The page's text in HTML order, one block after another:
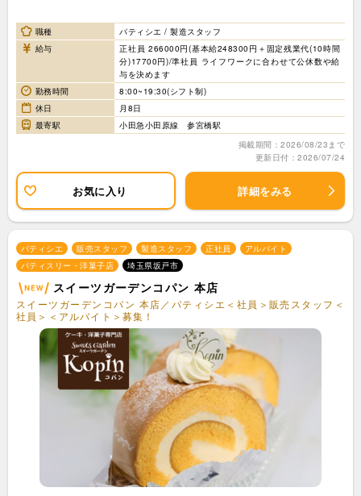
職種
パティシエ / 製造スタッフ
給与
正社員 266000円(基本給248300円＋固定残業代(10時間
分)17700円)/準社員 ライフワークに合わせて公休数や給
与を決めます
勤務時間
8:00~19:30(シフト制)
休日
月8日
最寄駅
小田急小田原線 参宮橋駅
掲載期間：2026/08/23まで
更新日付：2026/07/24
お気に入り 詳細をみる
パティシエ 販売スタッフ 製造スタッフ 正社員
アルバイト
パティスリー・洋菓子店
埼玉県坂戸市
スイーツガーデンコパン 本店
スイーツガーデンコパン 本店／パティシエ＜社員＞販売スタッフ＜
社員＞＜アルバイト＞募集！